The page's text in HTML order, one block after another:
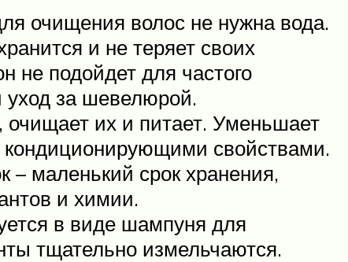
очищения волос не нужна вода.
и не теряет своих
не подойдет для частого
уход за шевелюрой.
их и питает. Уменьшает
кондиционирующими свойствами.
– маленький срок хранения,
и химии.
в виде шампуня для
тщательно измельчаются.